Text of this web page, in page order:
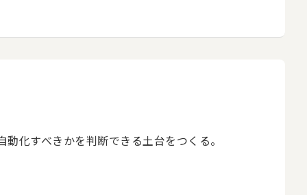
化すべきかを判断できる土台をつくる。